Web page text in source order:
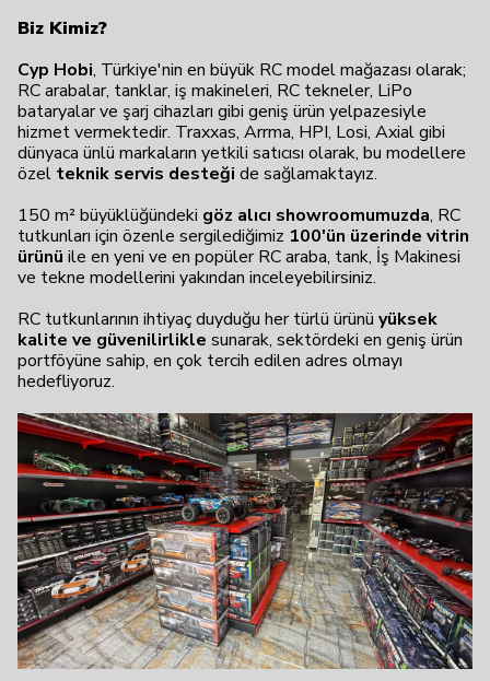
Biz Kimiz?
Cyp Hobi, Türkiye'nin en büyük RC model mağazası olarak;
RC arabalar, tanklar, iş makineleri, RC tekneler, LiPo
bataryalar ve şarj cihazları gibi geniş ürün yelpazesiyle
hizmet vermektedir. Traxxas, Arrma, HPI, Losi, Axial gibi
dünyaca ünlü markaların yetkili satıcısı olarak, bu modellere
özel teknik servis desteği de sağlamaktayız.
150 m² büyüklüğündeki göz alıcı showroomumuzda, RC
tutkunları için özenle sergilediğimiz 100'ün üzerinde vitrin
ürünü ile en yeni ve en popüler RC araba, tank, İş Makinesi
ve tekne modellerini yakından inceleyebilirsiniz.
RC tutkunlarının ihtiyaç duyduğu her türlü ürünü yüksek
kalite ve güvenilirlikle sunarak, sektördeki en geniş ürün
portföyüne sahip, en çok tercih edilen adres olmayı
hedefliyoruz.